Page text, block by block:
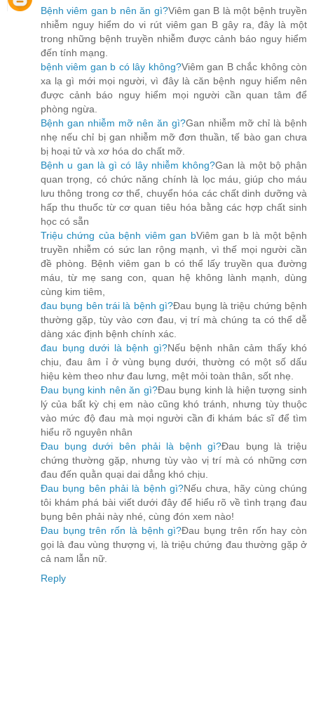
Bệnh viêm gan b nên ăn gì?Viêm gan B là một bệnh truyền
nhiễm nguy hiểm do vi rút viêm gan B gây ra, đây là một
trong những bệnh truyền nhiễm được cảnh báo nguy hiểm
đến tính mạng.
bệnh viêm gan b có lây không?Viêm gan B chắc không còn
xa lạ gì mới mọi người, vì đây là căn bệnh nguy hiểm nên
được cảnh báo nguy hiểm mọi người cần quan tâm để
phòng ngừa.
Bệnh gan nhiễm mỡ nên ăn gì?Gan nhiễm mỡ chỉ là bệnh
nhẹ nếu chỉ bị gan nhiễm mỡ đơn thuần, tế bào gan chưa
bị hoại tử và xơ hóa do chất mỡ.
Bệnh u gan là gì có lây nhiễm không?Gan là một bộ phận
quan trọng, có chức năng chính là lọc máu, giúp cho máu
lưu thông trong cơ thể, chuyển hóa các chất dinh dưỡng và
hấp thu thuốc từ cơ quan tiêu hóa bằng các hợp chất sinh
học có sẵn
Triệu chứng của bệnh viêm gan bViêm gan b là một bệnh
truyền nhiễm có sức lan rộng mạnh, vì thế mọi người cần
đề phòng. Bệnh viêm gan b có thể lấy truyền qua đường
máu, từ mẹ sang con, quan hệ không lành mạnh, dùng
cùng kim tiêm,
đau bụng bên trái là bệnh gì?Đau bụng là triệu chứng bệnh
thường gặp, tùy vào cơn đau, vị trí mà chúng ta có thể dễ
dàng xác định bệnh chính xác.
đau bụng dưới là bệnh gì?Nếu bệnh nhân cảm thấy khó
chịu, đau âm ỉ ở vùng bụng dưới, thường có một số dấu
hiệu kèm theo như đau lưng, mệt mỏi toàn thân, sốt nhẹ.
Đau bụng kinh nên ăn gì?Đau bụng kinh là hiện tượng sinh
lý của bất kỳ chị em nào cũng khó tránh, nhưng tùy thuộc
vào mức độ đau mà mọi người cần đi khám bác sĩ để tìm
hiểu rõ nguyên nhân
Đau bụng dưới bên phải là bệnh gì?Đau bụng là triệu
chứng thường gặp, nhưng tùy vào vị trí mà có những cơn
đau đến quằn quại dai dẳng khó chịu.
Đau bụng bên phải là bệnh gì?Nếu chưa, hãy cùng chúng
tôi khám phá bài viết dưới đây để hiểu rõ về tình trạng đau
bụng bên phải này nhé, cùng đón xem nào!
Đau bụng trên rốn là bệnh gì?Đau bụng trên rốn hay còn
gọi là đau vùng thượng vị, là triệu chứng đau thường gặp ở
cả nam lẫn nữ.
Reply